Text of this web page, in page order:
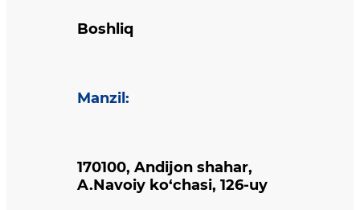
Boshliq
Manzil :
170100, Andijon shahar,
A.Navoiy ko‘chasi, 126-uy